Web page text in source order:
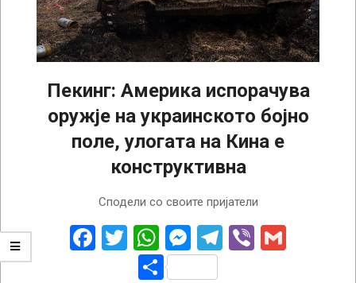
Пекинг: Америка испорачува
оружје на украинското бојно
поле, улогата на Кина е
конструктивна
Сподели со своите пријатели
Facebook
Twitter
WhatsApp
Messenger
Telegram
Viber
Share